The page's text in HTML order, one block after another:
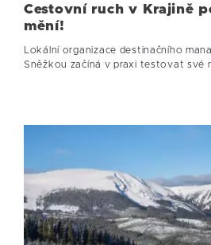
Cestovní ruch v Krajině
mění!
Lokální organizace destinačního
Sněžkou začíná v praxi testovat své